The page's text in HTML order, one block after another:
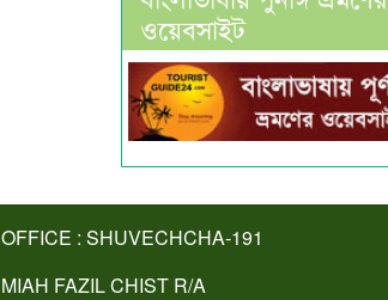
ওয়েবসাইট
OFFICE : SHUVECHCHA-191
MIAH FAZIL CHIST R/A